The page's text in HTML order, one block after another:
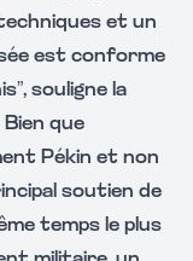
et un
est conforme
souligne la
que
Pékin et non
soutien de
temps le plus